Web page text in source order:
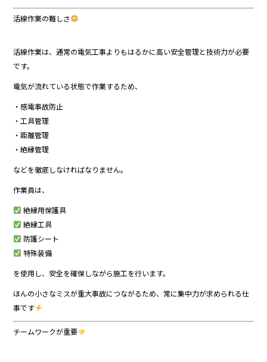
活線作業の難しさ
活線作業は、通常の電気工事よりもはるかに高い安全管理と技術力が必要
です。
電気が流れている状態で作業するため、
・感電事故防止
・工具管理
・距離管理
・絶縁管理
などを徹底しなければなりません。
作業員は、
絶縁用保護具
絶縁工具
防護シート
特殊装備
を使用し、安全を確保しながら施工を行います。
ほんの小さなミスが重大事故につながるため、常に集中力が求められる仕
事です
チームワークが重要